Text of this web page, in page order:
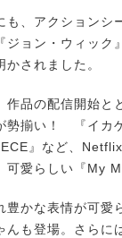
、アクションシ
ジョン・ウィック
かされました。
品の配信開始と
勢揃い！ 『イカ
』など、
可愛らしい『My
かな表情が可愛
んも登場。さらに